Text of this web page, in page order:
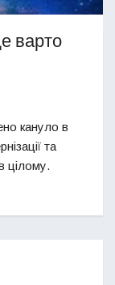
варто
кануло в
та
цілому.